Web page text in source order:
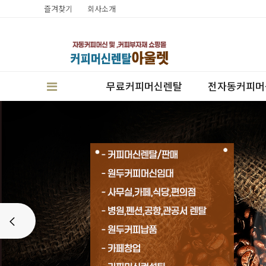
즐겨찾기 회사소개
무료커피머신렌탈 전자동커피머
판매
렌탈
캔시머실링기